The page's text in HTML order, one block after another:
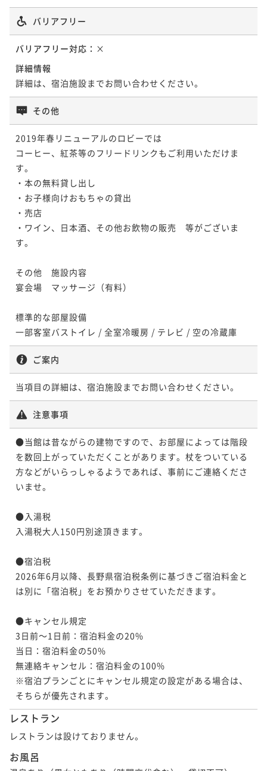
バリアフリー
バリアフリー対応： ×
詳細情報
詳細は、宿泊施設までお問い合わせください。
その他
2019年春リニューアルのロビーでは
コーヒー、紅茶等のフリードリンクもご利用いただけま
す。
・本の無料貸し出し
・お子様向けおもちゃの貸出
・売店
・ワイン、日本酒、その他お飲物の販売　等がございま
す。
その他　施設内容
宴会場　マッサージ（有料）
標準的な部屋設備
一部客室バストイレ / 全室冷暖房 / テレビ / 空の冷蔵庫
ご案内
当項目の詳細は、宿泊施設までお問い合わせください。
注意事項
●当館は昔ながらの建物ですので、お部屋によっては階段
を数回上がっていただくことがあります。杖をついている
方などがいらっしゃるようであれば、事前にご連絡くださ
いませ。
●入湯税
入湯税大人150円別途頂きます。
●宿泊税
2026年6月以降、長野県宿泊税条例に基づきご宿泊料金と
は別に「宿泊税」をお預かりさせていただきます。
●キャンセル規定
3日前～1日前：宿泊料金の20%
当日：宿泊料金の50%
無連絡キャンセル：宿泊料金の100%
※宿泊プランごとにキャンセル規定の設定がある場合は、
そちらが優先されます。
レストラン
レストランは設けておりません。
お風呂